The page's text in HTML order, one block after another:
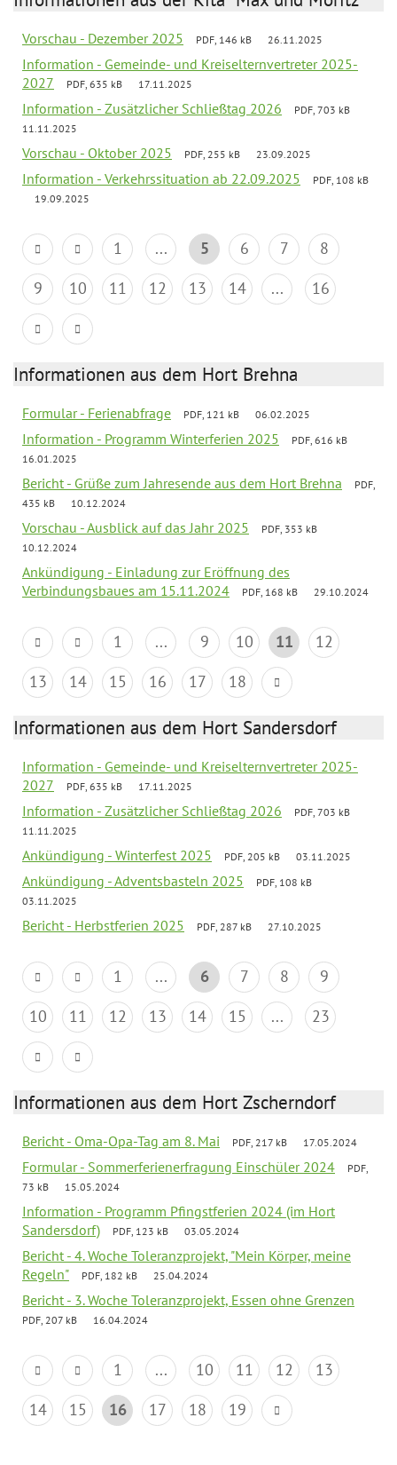
Vorschau - Dezember 2025 PDF, 146 kB 26.11.2025
Information - Gemeinde- und Kreiselternvertreter 2025-
2027
PDF, 635 kB 17.11.2025
Information - Zusätzlicher Schließtag 2026
PDF, 703 kB
11.11.2025
Vorschau - Oktober 2025 PDF, 255 kB 23.09.2025
Information - Verkehrssituation ab 22.09.2025
PDF, 108 kB
19.09.2025
1 ... 5 6 7
8
9
10 11 12 13 14 ... 16
Informationen aus dem Hort Brehna
Formular - Ferienabfrage PDF, 121 kB 06.02.2025
Information - Programm Winterferien 2025
PDF, 616 kB
16.01.2025
Bericht - Grüße zum Jahresende aus dem Hort Brehna
PDF,
435 kB
10.12.2024
Vorschau - Ausblick auf das Jahr 2025
PDF, 353 kB
10.12.2024
Ankündigung - Einladung zur Eröffnung des
Verbindungsbaues am 15.11.2024
PDF, 168 kB 29.10.2024
1 ... 9 10 11
12
13
14 15 16 17 18
Informationen aus dem Hort Sandersdorf
Information - Gemeinde- und Kreiselternvertreter 2025-
2027
PDF, 635 kB 17.11.2025
Information - Zusätzlicher Schließtag 2026
PDF, 703 kB
11.11.2025
Ankündigung - Winterfest 2025 PDF, 205 kB 03.11.2025
Ankündigung - Adventsbasteln 2025
PDF, 108 kB
03.11.2025
Bericht - Herbstferien 2025 PDF, 287 kB 27.10.2025
1 ... 6 7 8
9
10
11 12 13 14 15 ... 23
Informationen aus dem Hort Zscherndorf
Bericht - Oma-Opa-Tag am 8. Mai PDF, 217 kB 17.05.2024
Formular - Sommerferienerfragung Einschüler 2024
PDF,
73 kB
15.05.2024
Information - Programm Pfingstferien 2024 (im Hort
Sandersdorf)
PDF, 123 kB 03.05.2024
Bericht - 4. Woche Toleranzprojekt, "Mein Körper, meine
Regeln"
PDF, 182 kB 25.04.2024
Bericht - 3. Woche Toleranzprojekt, Essen ohne Grenzen
PDF, 207 kB 16.04.2024
1 ... 10 11 12
13
14
15 16 17 18 19